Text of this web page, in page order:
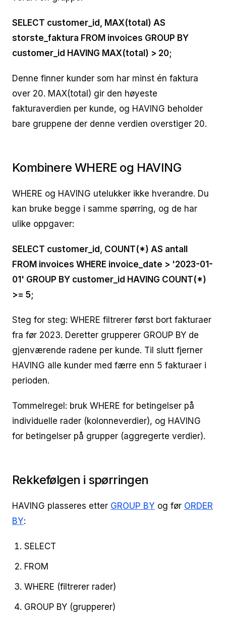
SELECT customer_id, MAX(total) AS
storste_faktura FROM invoices GROUP BY
customer_id HAVING MAX(total) > 20;
Denne finner kunder som har minst én faktura
over 20. MAX(total) gir den høyeste
fakturaverdien per kunde, og HAVING beholder
bare gruppene der denne verdien overstiger 20.
Kombinere WHERE og HAVING
WHERE og HAVING utelukker ikke hverandre. Du
kan bruke begge i samme spørring, og de har
ulike oppgaver:
SELECT customer_id, COUNT(*) AS antall
FROM invoices WHERE invoice_date > '2023-01-
01' GROUP BY customer_id HAVING COUNT(*)
>= 5;
Steg for steg: WHERE filtrerer først bort fakturaer
fra før 2023. Deretter grupperer GROUP BY de
gjenværende radene per kunde. Til slutt fjerner
HAVING alle kunder med færre enn 5 fakturaer i
perioden.
Tommelregel: bruk WHERE for betingelser på
individuelle rader (kolonneverdier), og HAVING
for betingelser på grupper (aggregerte verdier).
Rekkefølgen i spørringen
HAVING plasseres etter GROUP BY og før ORDER
BY:
SELECT
FROM
WHERE (filtrerer rader)
GROUP BY (grupperer)